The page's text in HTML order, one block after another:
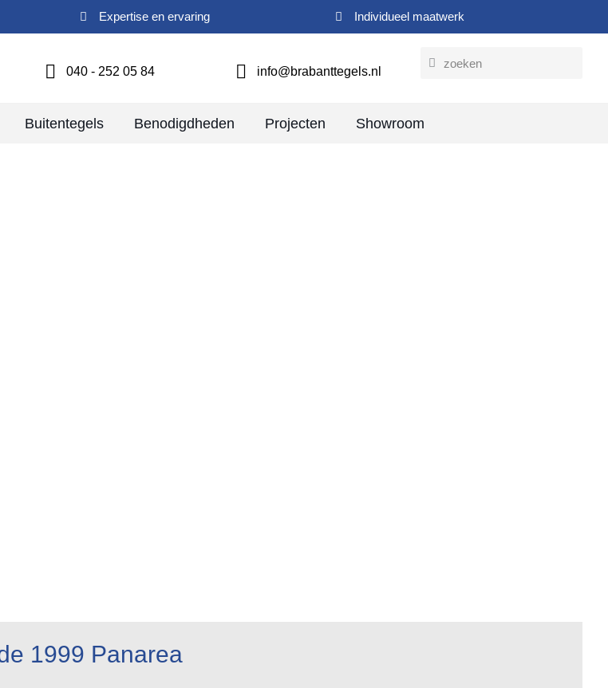
Expertise en ervaring Individueel maatwerk
040 - 252 05 84 info@brabanttegels.nl
Buitentegels Benodigdheden Projecten Showroom
1999 Panarea